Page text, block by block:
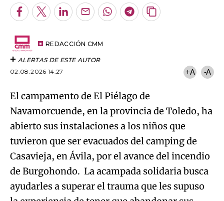
Facebook
TwitterLinkedInEnviarWhatsapp
Telegram
Copiar
REDACCIÓN CMM
ALERTAS DE ESTE AUTOR
02.08.2026 14:27
+A -A
El campamento de El Piélago de
Navamorcuende, en la provincia de Toledo, ha
abierto sus instalaciones a los niños que
tuvieron que ser evacuados del camping de
Casavieja, en Ávila, por el avance del incendio
de Burgohondo. La acampada solidaria busca
ayudarles a superar el trauma que les supuso